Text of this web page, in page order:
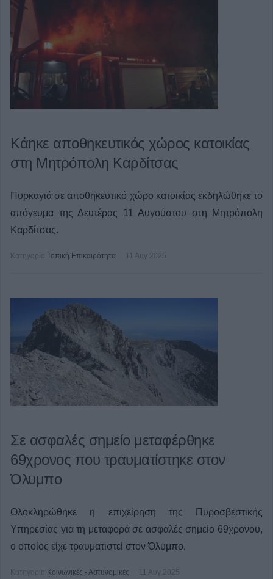
Κάηκε αποθηκευτικός χώρος κατοικίας
στη Μητρόπολη Καρδίτσας
Πυρκαγιά σε αποθηκευτικό χώρο κατοικίας εκδηλώθηκε το
απόγευμα της Δευτέρας 11 Αυγούστου στη Μητρόπολη
Καρδίτσας.
Κατηγορία Τοπική Επικαιρότητα 11 Αυγ 2025
Σε ασφαλές σημείο μεταφέρθηκε
69χρονος που τραυματίστηκε στον
Όλυμπο
Ολοκληρώθηκε η επιχείρηση της Πυροσβεστικής
Υπηρεσίας για τη μεταφορά σε ασφαλές σημείο 69χρονου,
ο οποίος είχε τραυματιστεί στον Όλυμπο.
Κατηγορία Κοινωνικές - Αστυνομικές 11 Αυγ 2025